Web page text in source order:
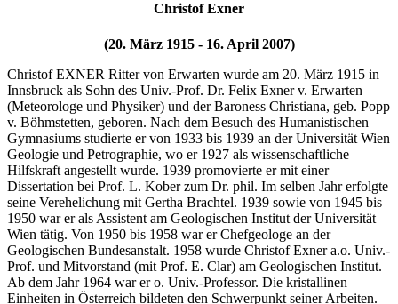
Christof Exner
(20. März 1915 - 16. April 2007)
Christof EXNER Ritter von Erwarten wurde am 20. März 1915 in
Innsbruck als Sohn des Univ.-Prof. Dr. Felix Exner v. Erwarten
(Meteorologe und Physiker) und der Baroness Christiana, geb. Popp
v. Böhmstetten, geboren. Nach dem Besuch des Humanistischen
Gymnasiums studierte er von 1933 bis 1939 an der Universität Wien
Geologie und Petrographie, wo er 1927 als wissenschaftliche
Hilfskraft angestellt wurde. 1939 promovierte er mit einer
Dissertation bei Prof. L. Kober zum Dr. phil. Im selben Jahr erfolgte
seine Verehelichung mit Gertha Brachtel. 1939 sowie von 1945 bis
1950 war er als Assistent am Geologischen Institut der Universität
Wien tätig. Von 1950 bis 1958 war er Chefgeologe an der
Geologischen Bundesanstalt. 1958 wurde Christof Exner a.o. Univ.-
Prof. und Mitvorstand (mit Prof. E. Clar) am Geologischen Institut.
Ab dem Jahr 1964 war er o. Univ.-Professor. Die kristallinen
Einheiten in Österreich bildeten den Schwerpunkt seiner Arbeiten.